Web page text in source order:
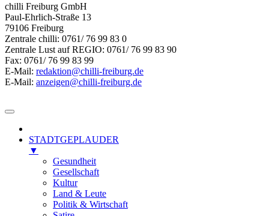
chilli Freiburg GmbH
Paul-Ehrlich-Straße 13
79106 Freiburg
Zentrale chilli: 0761/ 76 99 83 0
Zentrale Lust auf REGIO: 0761/ 76 99 83 90
Fax: 0761/ 76 99 83 99
E-Mail: redaktion@chilli-freiburg.de
E-Mail: anzeigen@chilli-freiburg.de
STADTGEPLAUDER
▼
Gesundheit
Gesellschaft
Kultur
Land & Leute
Politik & Wirtschaft